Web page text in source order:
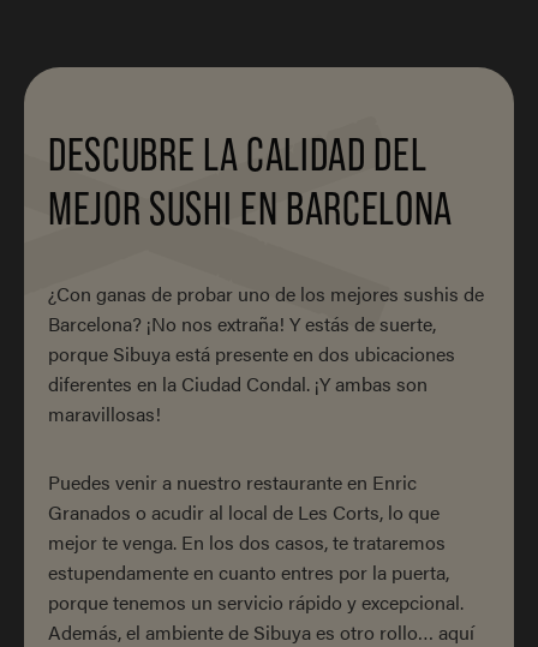
DESCUBRE LA CALIDAD DEL
MEJOR SUSHI EN BARCELONA
¿Con ganas de probar uno de los mejores sushis de
Barcelona? ¡No nos extraña! Y estás de suerte,
porque Sibuya está presente en dos ubicaciones
diferentes en la Ciudad Condal. ¡Y ambas son
maravillosas!
Puedes venir a nuestro restaurante en Enric
Granados o acudir al local de Les Corts, lo que
mejor te venga. En los dos casos, te trataremos
estupendamente en cuanto entres por la puerta,
porque tenemos un servicio rápido y excepcional.
Además, el ambiente de Sibuya es otro rollo… aquí